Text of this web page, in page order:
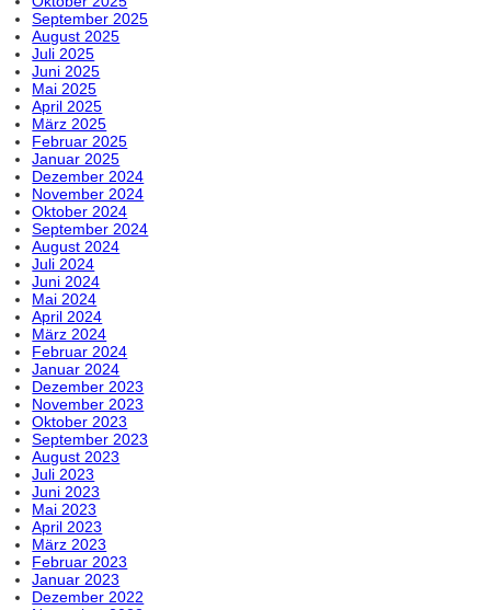
September 2025
August 2025
Juli 2025
Juni 2025
Mai 2025
April 2025
März 2025
Februar 2025
Januar 2025
Dezember 2024
November 2024
Oktober 2024
September 2024
August 2024
Juli 2024
Juni 2024
Mai 2024
April 2024
März 2024
Februar 2024
Januar 2024
Dezember 2023
November 2023
Oktober 2023
September 2023
August 2023
Juli 2023
Juni 2023
Mai 2023
April 2023
März 2023
Februar 2023
Januar 2023
Dezember 2022